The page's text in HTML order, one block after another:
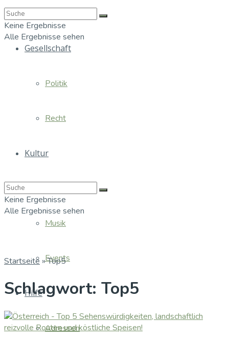
Gesellschaft
Politik
Recht
Kultur
Musik
Events
Hilfe
Adressen
Keine Ergebnisse
Alle Ergebnisse sehen
Keine Ergebnisse
Alle Ergebnisse sehen
Startseite »Top5
Schlagwort: Top5